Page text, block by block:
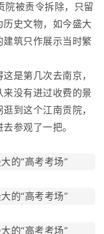
院被责令拆除，只留
史文物，如今盛大
筑只作展示当时繁
是第几次去南京，
没有进过收费的景
到这个江南贡院，
参观了一把。